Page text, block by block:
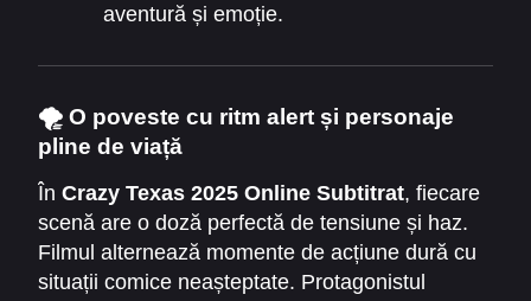
aventură și emoție.
🌪️ O poveste cu ritm alert și personaje
pline de viață
În Crazy Texas 2025 Online Subtitrat, fiecare
scenă are o doză perfectă de tensiune și haz.
Filmul alternează momente de acțiune dură cu
situații comice neașteptate. Protagonistul